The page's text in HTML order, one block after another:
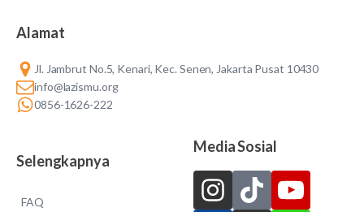
Alamat
Jl. Jambrut No.5, Kenari, Kec. Senen, Jakarta Pusat 10430
info@lazismu.org
0856-1626-222
Selengkapnya
FAQ
Media Sosial